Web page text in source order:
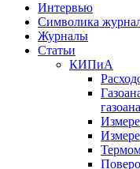
Интервью
Символика
Журналы
Статьи
КИПиА